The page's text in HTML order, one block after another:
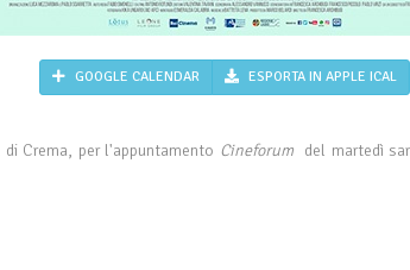
GOOGLE CALENDAR ESPORTA IN APPLE ICAL
Crema, per l'appuntamento Cineforum del martedì